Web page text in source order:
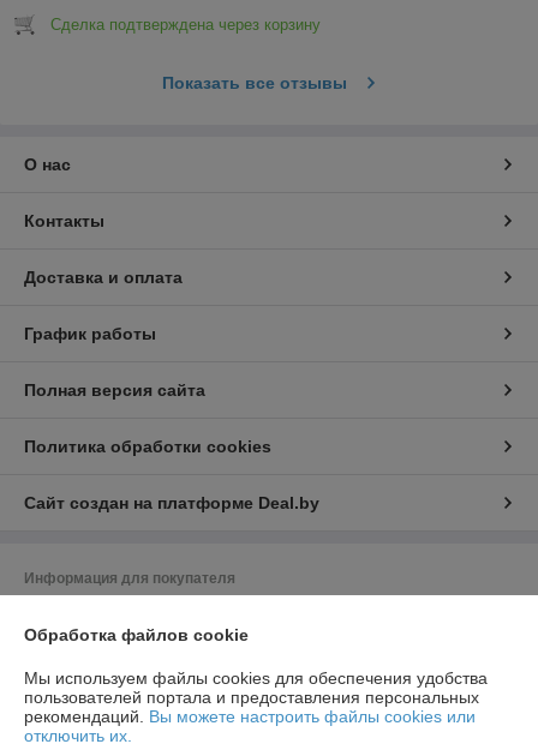
Сделка подтверждена через корзину
Показать все отзывы
О нас
Контакты
Доставка и оплата
График работы
Полная версия сайта
Политика обработки cookies
Сайт создан на платформе Deal.by
Информация для покупателя
Леонардович
Регистрационный номер ЕГР: 190603221
УНП: 190603221
Обработка файлов cookie
Мы используем файлы cookies для обеспечения удобства
пользователей портала и предоставления персональных
рекомендаций. Вы можете настроить файлы cookies или
отключить их.